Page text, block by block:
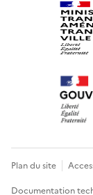
Plan du site
Documentation